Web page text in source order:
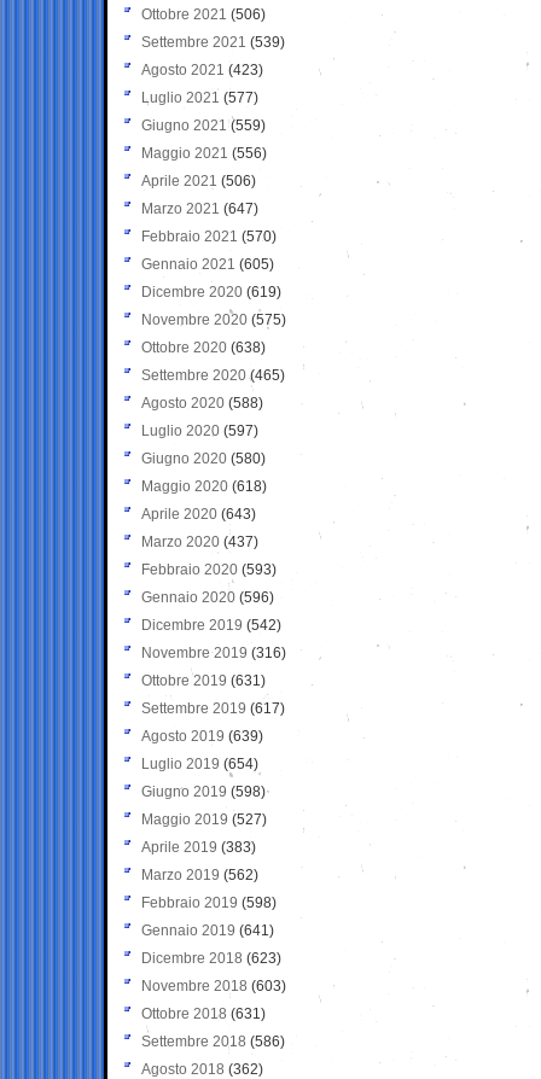
Ottobre 2021 (506)
Settembre 2021 (539)
Agosto 2021 (423)
Luglio 2021 (577)
Giugno 2021(559)
Maggio 2021 (556)
Aprile 2021 (506)
Marzo 2021 (647)
Febbraio 2021 (570)
Gennaio 2021 (605)
Dicembre 2020 (619)
Novembre 2020 (575)
Ottobre 2020 (638)
Settembre 2020(465)
Agosto 2020 (588)
Luglio 2020 (597)
Giugno 2020 (580)
Maggio 2020 (618)
Aprile 2020 (643)
Marzo 2020 (437)
Febbraio 2020 (593)
Gennaio 2020 (596)
Dicembre 2019 (542)
Novembre 2019 (316)
Ottobre 2019 (631)
Settembre 2019 (617)
Agosto 2019 (639)
Luglio 2019 (654)
Giugno 2019 (598)
Maggio 2019 (527)
Aprile 2019 (383)
Marzo 2019 (562)
Febbraio 2019 (598)
Gennaio 2019 (641)
Dicembre 2018 (623)
Novembre 2018 (603)
Ottobre 2018 (631)
Settembre 2018 (586)
Agosto 2018 (362)